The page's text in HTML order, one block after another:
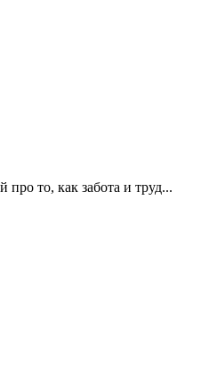
то, как забота и труд...